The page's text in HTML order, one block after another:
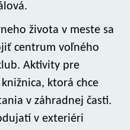
života v meste sa
centrum voľného
Aktivity pre
ktorá chce
v záhradnej časti.
v exteriéri